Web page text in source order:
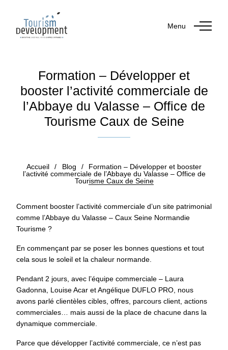
Menu
Formation – Développer et
booster l’activité commerciale de
l’Abbaye du Valasse – Office de
Tourisme Caux de Seine
Accueil / Blog /
Formation – Développer et booster
l’activité commerciale de l’Abbaye du Valasse – Office de
Tourisme Caux de Seine
Comment booster l’activité commerciale d’un site patrimonial
comme l’Abbaye du Valasse – Caux Seine Normandie
Tourisme ?
En commençant par se poser les bonnes questions et tout
cela sous le soleil et la chaleur normande.
Pendant 2 jours, avec l’équipe commerciale – Laura
Gadonna, Louise Acar et Angélique DUFLO PRO, nous
avons parlé clientèles cibles, offres, parcours client, actions
commerciales… mais aussi de la place de chacune dans la
dynamique commerciale.
Parce que développer l’activité commerciale, ce n’est pas